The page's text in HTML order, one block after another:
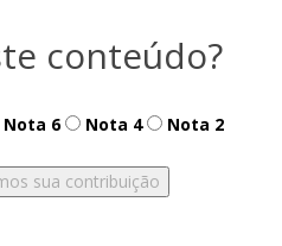
conteúdo?
6 Nota 4 Nota 2